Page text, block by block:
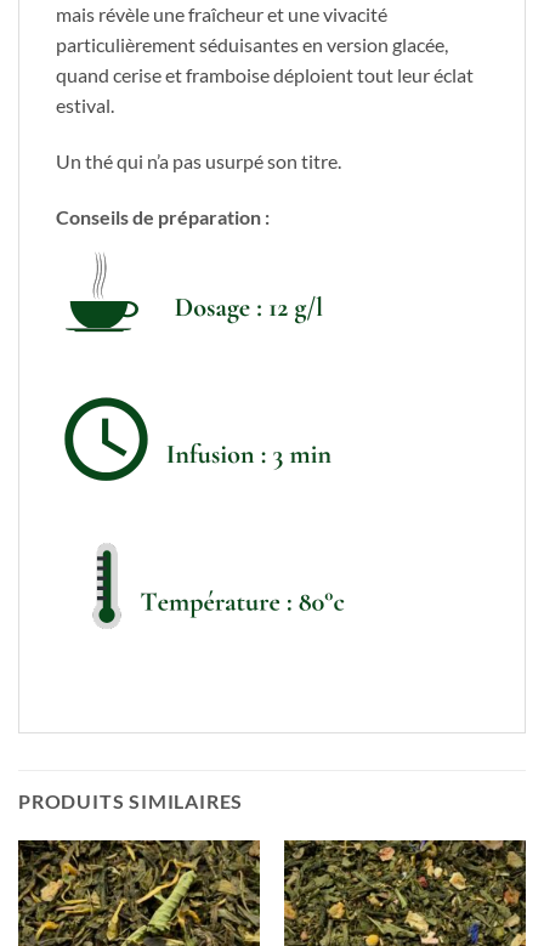
mais révèle une fraîcheur et une vivacité
particulièrement séduisantes en version glacée,
quand cerise et framboise déploient tout leur éclat
estival.
Un thé qui n’a pas usurpé son titre.
Conseils de préparation :
PRODUITS SIMILAIRES